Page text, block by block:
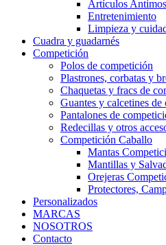
Artículos
Entretenimiento
Limpieza y
Cuadra y guadarnés
Competición
Polos de competición
Plastrones, corbatas y
Chaquetas y fracs de
Guantes y calcetines de
Pantalones de
Redecillas y otros
Competición Caballo
Mantas
Mantillas y
Orejeras
Protectores,
Personalizados
MARCAS
NOSOTROS
Contacto